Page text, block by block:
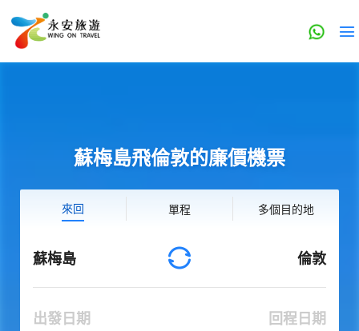
蘇梅島飛倫敦的廉價機票
來回 單程 多個目的地
蘇梅島 倫敦
出發日期 回程日期